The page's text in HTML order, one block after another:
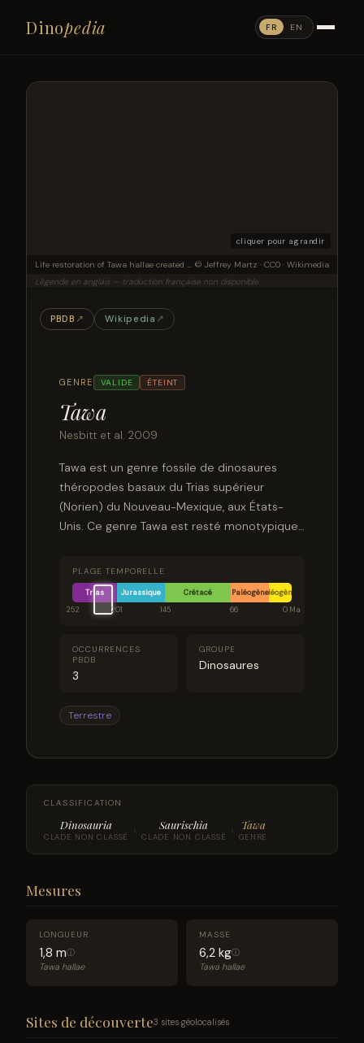
Dinopedia FR EN
GENRE VALIDE ÉTEINT
Tawa
Nesbitt et al. 2009
Tawa est un genre fossile de dinosaures
théropodes basaux du Trias supérieur
(Norien) du Nouveau-Mexique, aux États-
Unis. Ce genre Tawa est resté monotypique
hallae.
PLAGE TEMPORELLE
Trias Jurassique Crétacé PaléogèneNéogène
252
201 145 66 0 Ma
OCCURRENCES
PBDB
3
GROUPE
Dinosaures
Terrestre
cliquer pour agrandir
Life restoration of Tawa hallae created by Jeffrey Martz (Petrified Forest National Park, AZ) © Jeffrey Martz · CC0 · Wikimedia
Légende en anglais — traduction française non disponible.
PBDB ↗ Wikipedia ↗
CLASSIFICATION
Dinosauria
CLADE NON CLASSÉ › Saurischia
CLADE NON CLASSÉ › Tawa
GENRE
Mesures
LONGUEUR
1,8 mⓘ
Tawa hallae
MASSE
6,2 kgⓘ
Tawa hallae
Sites de découverte3 sites géolocalisés